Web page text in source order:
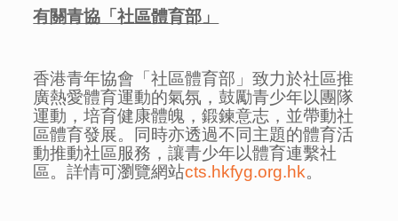
有關青協「社區體育部」
香港青年協會「社區體育部」致力於社區推
廣熱愛體育運動的氣氛，鼓勵青少年以團隊
運動，培育健康體魄，鍛鍊意志，並帶動社
區體育發展。同時亦透過不同主題的體育活
動推動社區服務，讓青少年以體育連繫社
區。詳情可瀏覽網站cts.hkfyg.org.hk。